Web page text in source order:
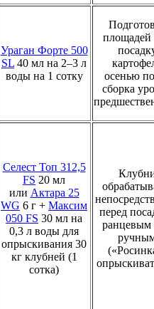
Ураган Форте 500
SL 40 мл на 2–3 л
воды на 1 сотку
площадей
осенью
сборка
Селест Топ 312,5
FS 20 мл
или Актара 25
WG 6 г + Максим
050 FS 30 мл на
0,3 л воды для
опрыскивания 30
кг клубней (1
сотка)
перед
ранцевым